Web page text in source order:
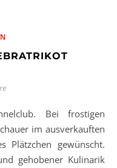
im ausverkauften
Plätzchen gewünscht.
gehobener Kulinarik